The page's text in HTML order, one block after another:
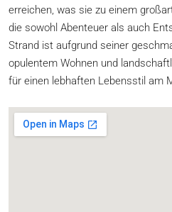
erreichen, was sie zu einem
die sowohl Abenteuer als auch
Strand ist aufgrund seiner
opulentem Wohnen und
für einen lebhaften Lebensstil am